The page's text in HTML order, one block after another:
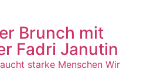
Brunch mit
Fadri Janutin
starke Menschen Wir